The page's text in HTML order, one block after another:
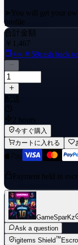
➤You will get your
profile
➤Resolution: 4K
➤Video and sound
➤Spatial audio
➤Supported devices:
➤The account cannot
➤Best price and best
And we are here to
and we will help with
the N****** account is
➤The account works
!!!! Read everything
合計金額
￥1,467
+≈ ￥59cash back
配送
2 hours
今すぐ購入
カートに入れる
Payment held in
GameSparKz
Ask a question
igitems Shield™